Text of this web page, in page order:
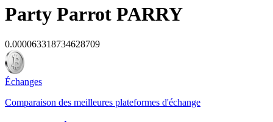
Party Parrot PARRY
0.000063318734628709
Échanges
Comparaison des meilleures plateformes d'échange